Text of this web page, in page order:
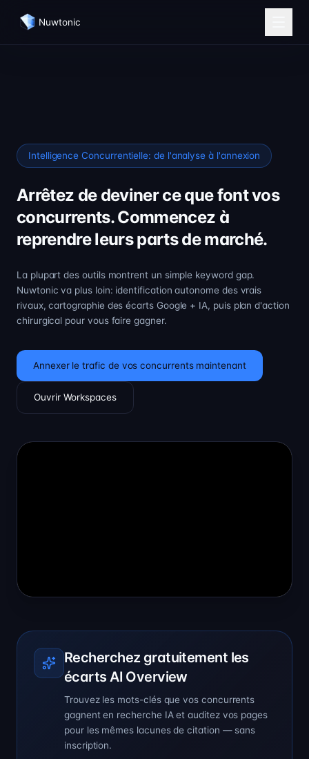
Nuwtonic
Intelligence Concurrentielle: de l'analyse à l'annexion
Arrêtez de deviner ce que font vos
concurrents. Commencez à
reprendre leurs parts de marché.
La plupart des outils montrent un simple keyword gap.
Nuwtonic va plus loin: identification autonome des vrais
rivaux, cartographie des écarts Google + IA, puis plan d'action
chirurgical pour vous faire gagner.
Annexer le trafic de vos concurrents maintenant
Ouvrir Workspaces
Recherchez gratuitement les
écarts AI Overview
Trouvez les mots-clés que vos concurrents
gagnent en recherche IA et auditez vos pages
pour les mêmes lacunes de citation — sans
inscription.